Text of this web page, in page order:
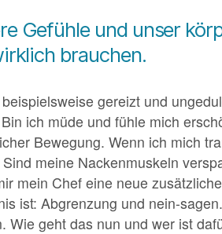
Gefühle und unser
brauchen.
gereizt und
ich müde und fühle mich
Bewegung. Wenn ich mich
meine Nackenmuskeln
mein Chef eine neue
ist: Abgrenzung und nein-
Wie geht das nun und wer ist